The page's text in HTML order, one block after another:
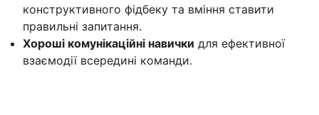
конструктивного фідбеку та вміння ставити
правильні запитання.
Хороші комунікаційні навички для ефективної
взаємодії всередині команди.